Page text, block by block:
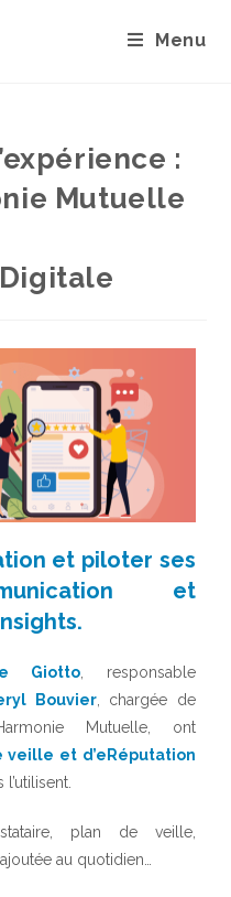
Menu
:
Mutuelle
et piloter ses
et
Giotto, responsable
Bouvier, chargée de
Mutuelle, ont
et d’eRéputation
plan de veille,
au quotidien…